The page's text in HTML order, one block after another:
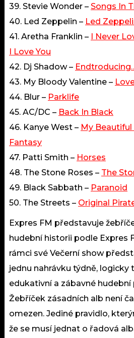
39. Stevie Wonder – Songs In
40. Led Zeppelin – Led
41. Aretha Franklin – I Never
I Love You
42. Dj Shadow –
43. My Bloody Valentine –
44. Blur – Parklife
45. AC/DC – Back In Black
46. Kanye West – My
Fantasy
47. Patti Smith – Horses
48. The Stone Roses – The
49. Black Sabbath – Paranoid
50. The Streets – Original
Expres FM představuje
hudební historii podle Expres
rámci své Večerní show
jednu nahrávku týdně, logicky
edukativní a zábavné hudební
Žebříček zásadních alb není
omezen. Jediné pravidlo,
že se musí jednat o řadová